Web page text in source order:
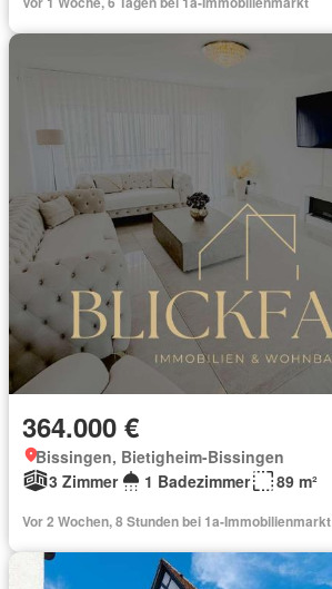
364.000 €
Bissingen, Bietigheim-Bissingen
3 Zimmer
1 Badezimmer 89 m²
Vor 2 Wochen, 8 Stunden bei 1a-Immobilienmarkt